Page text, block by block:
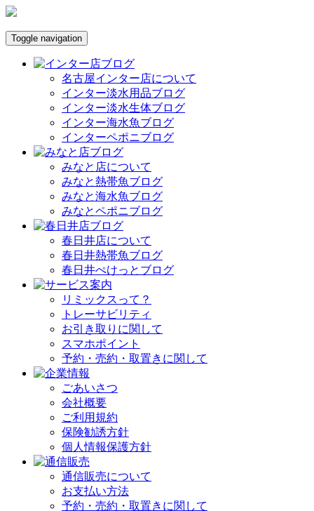
Toggle navigation
名古屋インター店について
インター淡水用品ブログ
インター淡水生体ブログ
インター海水魚ブログ
インターペポニブログ
みなと店について
みなと熱帯魚ブログ
みなと海水魚ブログ
みなとペポニブログ
春日井店について
春日井熱帯魚ブログ
春日井ぺけっとブログ
リミックスって？
トレーサビリティ
お引き取りに関して
スマホポイント
予約・売約・取置きに関して
ごあいさつ
会社概要
ご利用規約
保険勧誘方針
個人情報保護方針
通信販売について
お支払い方法
予約・売約・取置きに関して